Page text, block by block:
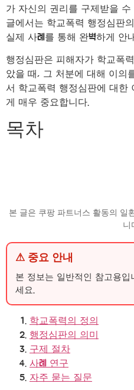
가 자신의 권리를 구제받을
글에서는 학교폭력 행정심판
실제 사례를 통해 완벽하게 안
행정심판은 피해자가 학교폭
았을 때, 그 처분에 대해 이의
서 학교폭력 행정심판에 대한
게 매우 중요합니다.
목차
본 글은 쿠팡 파트너스 활동의 일
니
⚠ 중요 안내
본 정보는 일반적인 참고용
세요.
학교폭력의 정의
행정심판의 의미
구제 절차
사례 연구
자주 묻는 질문